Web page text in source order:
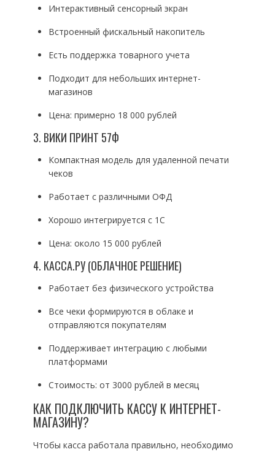
Интерактивный сенсорный экран
Встроенный фискальный накопитель
Есть поддержка товарного учета
Подходит для небольших интернет-
магазинов
Цена: примерно 18 000 рублей
3. ВИКИ ПРИНТ 57Ф
Компактная модель для удаленной печати
чеков
Работает с различными ОФД
Хорошо интегрируется с 1С
Цена: около 15 000 рублей
4. КАССА.РУ (ОБЛАЧНОЕ РЕШЕНИЕ)
Работает без физического устройства
Все чеки формируются в облаке и
отправляются покупателям
Поддерживает интеграцию с любыми
платформами
Стоимость: от 3000 рублей в месяц
КАК ПОДКЛЮЧИТЬ КАССУ К ИНТЕРНЕТ-
МАГАЗИНУ?
Чтобы касса работала правильно, необходимо